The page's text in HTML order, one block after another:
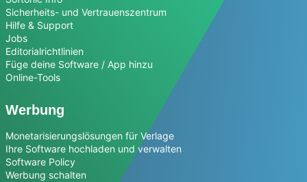
Sicherheits- und Vertrauenszentrum
Hilfe & Support
Jobs
Editorialrichtlinien
Füge deine Software / App hinzu
Online-Tools
Werbung
Monetarisierungslösungen für Verlage
Ihre Software hochladen und verwalten
Software Policy
Werbung schalten